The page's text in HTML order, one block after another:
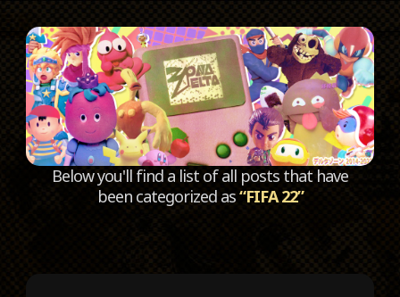
Below you'll find a list of all posts that have
been categorized as“FIFA 22”